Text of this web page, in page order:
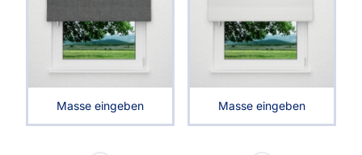
Masse eingeben Masse eingeben